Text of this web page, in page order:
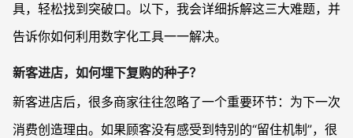
具，轻松找到突破口。以下，我会详细拆解这三大难题，并
告诉你如何利用数字化工具一一解决。
新客进店，如何埋下复购的种子？
新客进店后，很多商家往往忽略了一个重要环节：为下一次
消费创造理由。如果顾客没有感受到特别的“留住机制”，很